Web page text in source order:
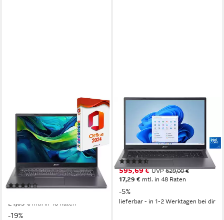
Aspire A17-51, Core i5-120U,
16GB RAM, inkl. MS Office
2024 Pro Notebook
Bildschirmdiagonale
Intel Core i5
Prozessor
16 GB Arbeitsspeicher
(2)
24,65 € mtl. in 48 Raten
-19%
AG17-31P-37VQ Notebook
17,3 Zoll Bildschirmdiagonale
Intel Core 3 Prozessor
Intel Graphics Grafikkarte
(7)
595,69 € UVP629,00 €
17,29 € mtl. in 48 Raten
-5%
lieferbar - in 1-2 Werktagen bei dir